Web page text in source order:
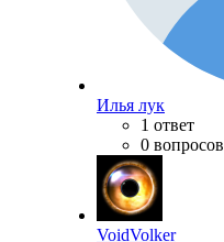
Илья лук
1 ответ
0 вопросов
VoidVolker